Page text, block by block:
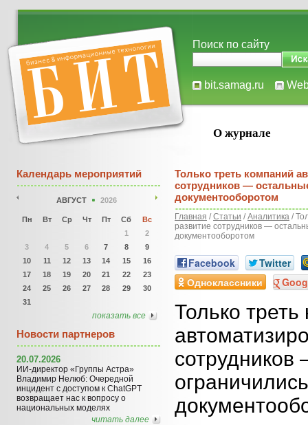
Поиск по сайту
bit.samag.ru
О журнале
Календарь мероприятий
АВГУСТ 2026
Пн Вт Ср Чт Пт Сб
Вс
1
2
3
4 5 6 7 8
9
10
11 12 13 14 15
16
17
18 19 20 21 22
23
24
25 26 27 28 29
30
31
показать все
Новости партнеров
20.07.2026
ИИ-директор «Группы Астра»
Владимир Нелюб: Очередной
инцидент с доступом к ChatGPT
возвращает нас к вопросу о
национальных моделях
читать далее
Только треть компаний
сотрудников —
документооборотом
Главная /Статьи /Аналитика /
развитие сотрудников —
документооборотом
Facebook
Twitter
Одноклассники
Только